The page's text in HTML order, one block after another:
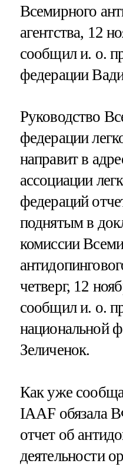
Всемирного
агентства, 12
сообщил и. о.
федерации
Руководство
федерации
направит в
ассоциации
федераций
поднятым в
комиссии
четверг, 12
сообщил и. о.
национальной
Зеличенок.
Как уже
IAAF обязала
отчет об
деятельности